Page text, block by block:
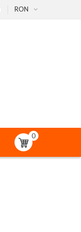
RON
0